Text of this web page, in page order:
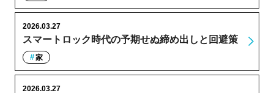
スマートロック時代の予期せぬ締め出しと回避策
2026.03.27
家
2026.03.27